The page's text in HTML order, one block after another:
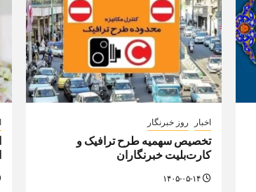
اخبار روز خبرنگار
تخصیص سهمیه طرح ترافیک و
کارت‌بلیت خبرنگاران
۱۴۰۵-۰۵-۱۴